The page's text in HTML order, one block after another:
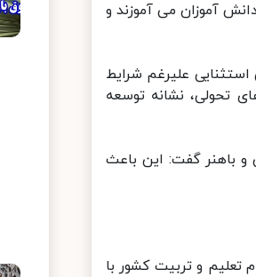
آموزان می آموزند و
علیرغم شرایط
تحولی، نشانه توسعه
باهنر گفت: این باعث
و تربیت کشور با